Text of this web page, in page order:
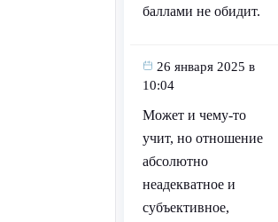
баллами не обидит.
26 января 2025 в
10:04
Может и чему-то
учит, но отношение
абсолютно
неадекватное и
субъективное,